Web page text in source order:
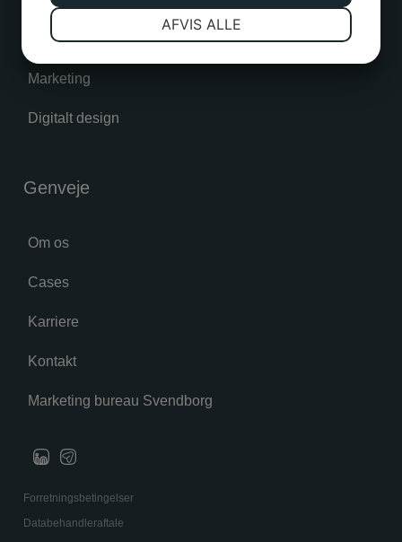
Softwareudvikling
Marketing
Digitalt design
Genveje
Om os
Cases
Karriere
Kontakt
Marketing bureau Svendborg
Forretningsbetingelser
Databehandleraftale
AFVIS ALLE